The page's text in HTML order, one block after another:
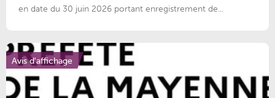
en date du 30 juin 2026 portant enregistrement de...
Avis d'affichage